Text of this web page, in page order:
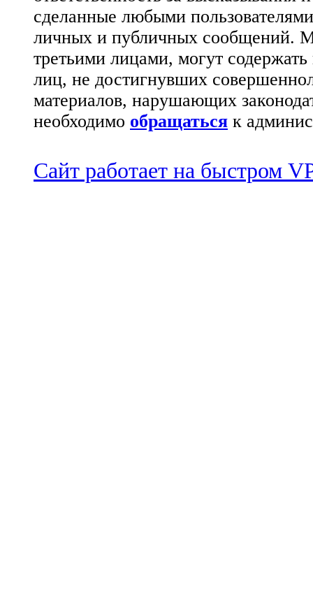
сделанные любыми
личных и публичных сообщений.
третьими лицами, могут
лиц, не достигнувших
материалов, нарушающих
необходимо обращаться к
Сайт работает на быстром